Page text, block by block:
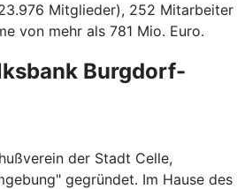
Mitglieder), 252 Mitarbeiter
von mehr als 781 Mio. Euro.
Burgdorf-
der Stadt Celle,
gegründet. Im Hause des